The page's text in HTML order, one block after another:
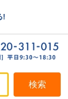
!
検索